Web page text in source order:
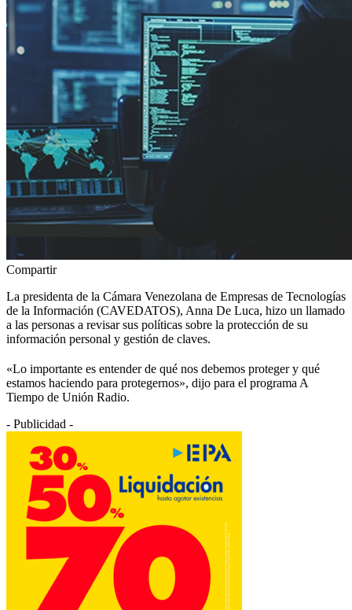
Compartir
La presidenta de la Cámara Venezolana de Empresas de Tecnologías
de la Información (CAVEDATOS), Anna De Luca, hizo un llamado
a las personas a revisar sus políticas sobre la protección de su
información personal y gestión de claves.
«Lo importante es entender de qué nos debemos proteger y qué
estamos haciendo para protegernos», dijo para el programa A
Tiempo de Unión Radio.
- Publicidad -